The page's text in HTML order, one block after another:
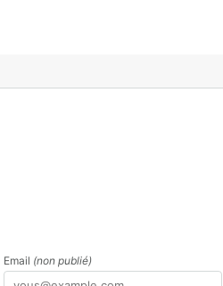
Email (non publié)